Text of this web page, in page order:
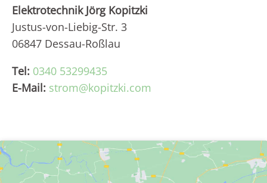
Elektrotechnik Jörg Kopitzki
Justus-von-Liebig-Str. 3
06847 Dessau-Roßlau
Tel: 0340 53299435
E-Mail: strom@kopitzki.com